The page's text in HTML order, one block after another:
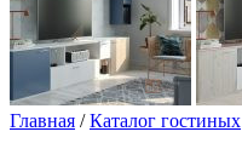
Главная /Каталог гостиных